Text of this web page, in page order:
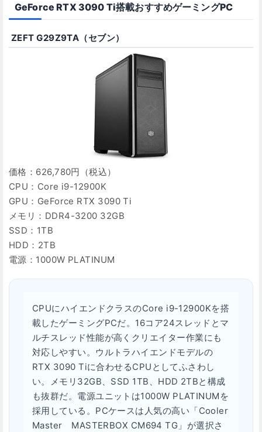
GeForce RTX 3090 Ti搭載おすすめゲーミングPC
ZEFT G29Z9TA（セブン）
価格：626,780円（税込）
CPU：Core i9-12900K
GPU：GeForce RTX 3090 Ti
メモリ：DDR4-3200 32GB
SSD：1TB
HDD：2TB
電源：1000W PLATINUM
CPUにハイエンドクラスのCore i9-12900Kを搭
載したゲーミングPCだ。16コア24スレッドとマ
ルチスレッド性能が高くクリエイター作業にも
対応しやすい。ウルトラハイエンドモデルの
RTX 3090 Tiに合わせるCPUとしてふさわし
い。メモリ32GB、SSD 1TB、HDD 2TBと構成
も抜群だ。電源ユニットは1000W PLATINUMを
採用している。PCケースは人気の高い「Cooler
Master MASTERBOX CM694 TG」が選択さ